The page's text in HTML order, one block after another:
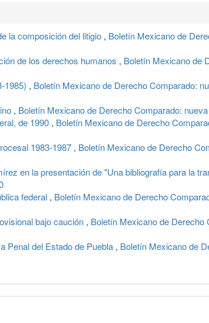
la composición del litigio , Boletín Mexicano de
de los derechos humanos , Boletín Mexicano de
1985) , Boletín Mexicano de Derecho Comparado:
, Boletín Mexicano de Derecho Comparado:
de 1990 , Boletín Mexicano de Derecho
1983-1987 , Boletín Mexicano de Derecho
en la presentación de "Una bibliografía para la
federal , Boletín Mexicano de Derecho
bajo caución , Boletín Mexicano de Derecho
Penal del Estado de Puebla , Boletín Mexicano de